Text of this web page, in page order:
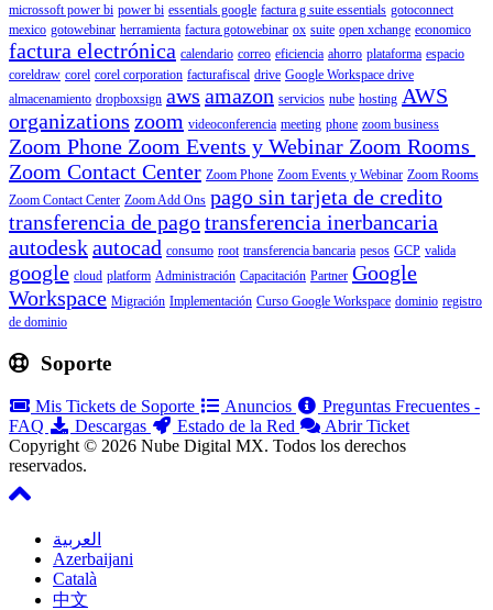
microssoft power bi power bi essentials google factura g suite essentials gotoconnect
mexico gotowebinar herramienta factura gotowebinar ox suite open xchange economico
factura electrónica calendario correo eficiencia ahorro plataforma espacio
coreldraw corel corel corporation facturafiscal drive Google Workspace drive
almacenamiento dropboxsign aws amazon servicios nube hosting AWS
organizations zoom videoconferencia meeting phone zoom business
Zoom Phone Zoom Events y Webinar Zoom Rooms
Zoom Contact Center Zoom Phone Zoom Events y Webinar Zoom Rooms
Zoom Contact Center Zoom Add Ons pago sin tarjeta de credito
transferencia de pagotransferencia inerbancaria
autodeskautocad consumo root transferencia bancaria pesos GCP valida
google cloud platform Administración Capacitación Partner Google
Workspace Migración Implementación Curso Google Workspace dominio registro
de dominio
Soporte
Mis Tickets de Soporte Anuncios
Preguntas Frecuentes -
FAQ
Descargas Estado de la Red
Abrir Ticket
Copyright © 2026 Nube Digital MX. Todos los derechos
reservados.
العربية
Azerbaijani
Català
中文